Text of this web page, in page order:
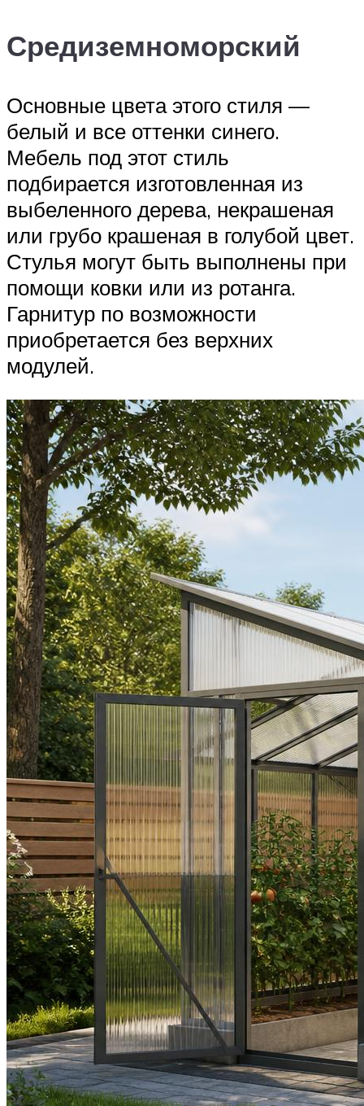
Средиземноморский
Основные цвета этого стиля —
белый и все оттенки синего.
Мебель под этот стиль
подбирается изготовленная из
выбеленного дерева, некрашеная
или грубо крашеная в голубой цвет.
Стулья могут быть выполнены при
помощи ковки или из ротанга.
Гарнитур по возможности
приобретается без верхних
модулей.